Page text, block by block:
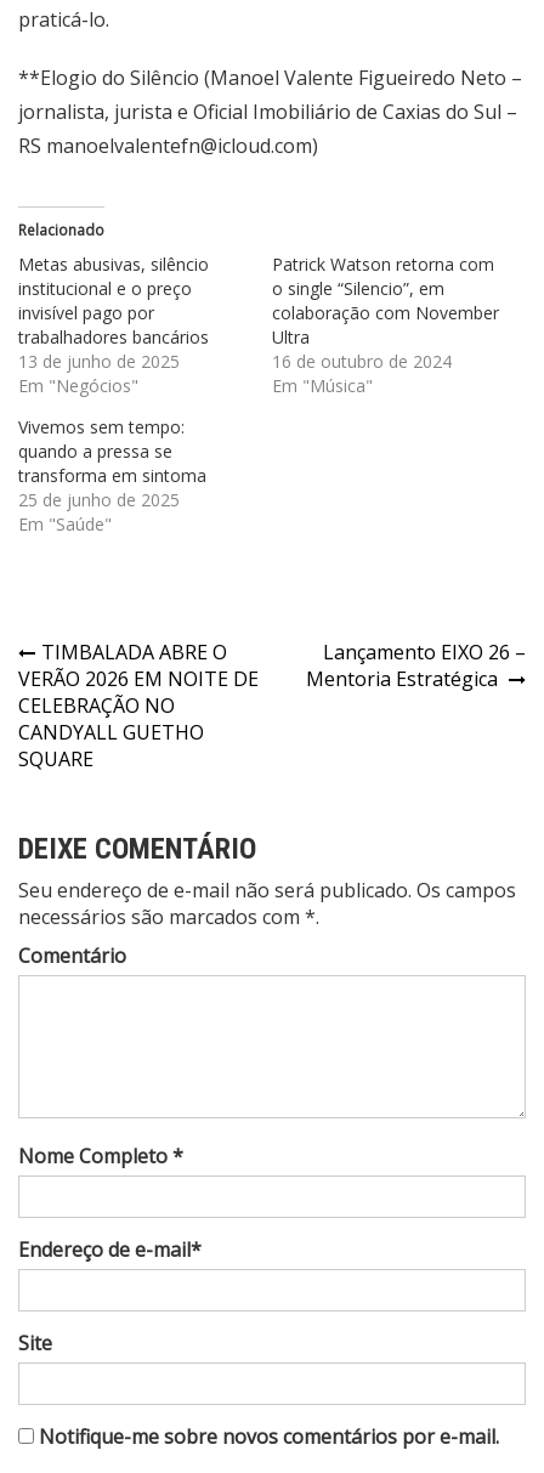
praticá-lo.
**Elogio do Silêncio (Manoel Valente Figueiredo Neto –
jornalista, jurista e Oficial Imobiliário de Caxias do Sul –
RS manoelvalentefn@icloud.com)
Relacionado
Metas abusivas, silêncio
institucional e o preço
invisível pago por
trabalhadores bancários
13 de junho de 2025
Em "Negócios"
Patrick Watson retorna com
o single “Silencio”, em
colaboração com November
Ultra
16 de outubro de 2024
Em "Música"
Vivemos sem tempo:
quando a pressa se
transforma em sintoma
25 de junho de 2025
Em "Saúde"
Navegação
de
Post
TIMBALADA ABRE O
VERÃO 2026 EM NOITE DE
CELEBRAÇÃO NO
CANDYALL GUETHO
SQUARE
Lançamento EIXO 26 –
Mentoria Estratégica
DEIXE COMENTÁRIO
Seu endereço de e-mail não será publicado. Os campos
necessários são marcados com *.
Comentário
Nome Completo *
Endereço de e-mail*
Site
Notifique-me sobre novos comentários por e-mail.